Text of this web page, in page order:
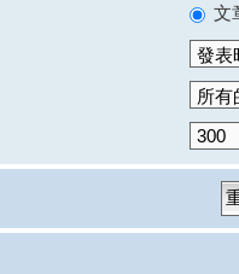
文